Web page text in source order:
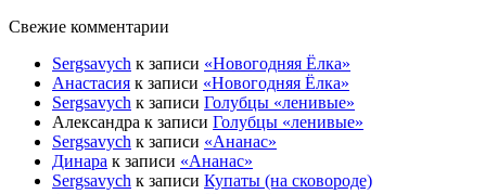
Свежие комментарии
Sergsavych к записи «Новогодняя Ёлка»
Анастасия к записи «Новогодняя Ёлка»
Sergsavych к записи Голубцы «ленивые»
Александра к записи Голубцы «ленивые»
Sergsavych к записи «Ананас»
Динара к записи «Ананас»
Sergsavych к записи Купаты (на сковороде)